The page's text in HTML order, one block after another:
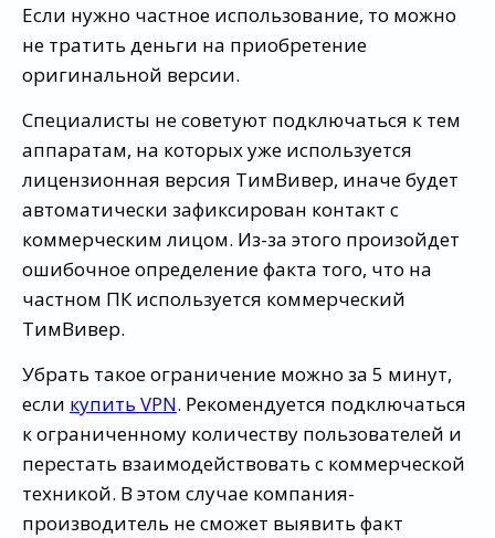
Если нужно частное использование, то можно
не тратить деньги на приобретение
оригинальной версии.
Специалисты не советуют подключаться к тем
аппаратам, на которых уже используется
лицензионная версия ТимВивер, иначе будет
автоматически зафиксирован контакт с
коммерческим лицом. Из-за этого произойдет
ошибочное определение факта того, что на
частном ПК используется коммерческий
ТимВивер.
Убрать такое ограничение можно за 5 минут,
если купить VPN. Рекомендуется подключаться
к ограниченному количеству пользователей и
перестать взаимодействовать с коммерческой
техникой. В этом случае компания-
производитель не сможет выявить факт